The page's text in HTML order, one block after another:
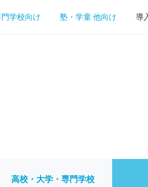
学校向け 塾・学童 他向け 導
高校・大学・専門学校